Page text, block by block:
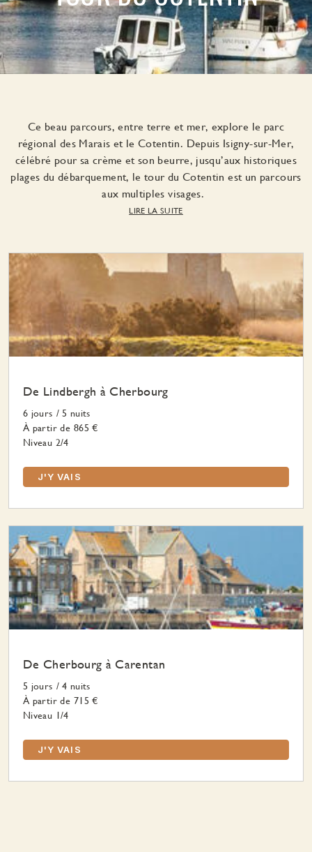
Ce beau parcours, entre terre et mer, explore le parc
régional des Marais et le Cotentin. Depuis Isigny-sur-Mer,
célébré pour sa crème et son beurre, jusqu’aux historiques
plages du débarquement, le tour du Cotentin est un parcours
aux multiples visages.
LIRE LA SUITE
De Lindbergh à Cherbourg
6 jours /5 nuits
À partir de 865 €
Niveau 2/4
J'Y VAIS
De Cherbourg à Carentan
5 jours /4 nuits
À partir de 715 €
Niveau 1/4
J'Y VAIS